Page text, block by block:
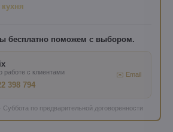
бесплатно поможем с выбором.
работе с клиентами
398 794
✉️ Email
по предварительной договоренности